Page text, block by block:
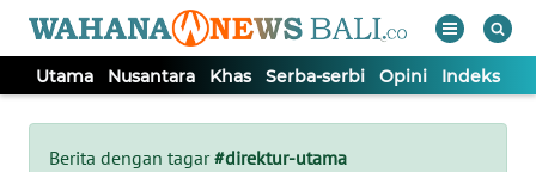
Utama Nusantara Khas Serba-serbi Opini Indeks
Berita dengan tagar#direktur-utama
Tutup